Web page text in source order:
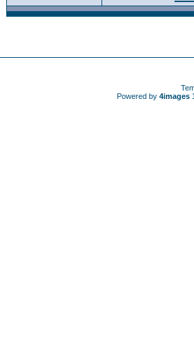
Powered by 4images